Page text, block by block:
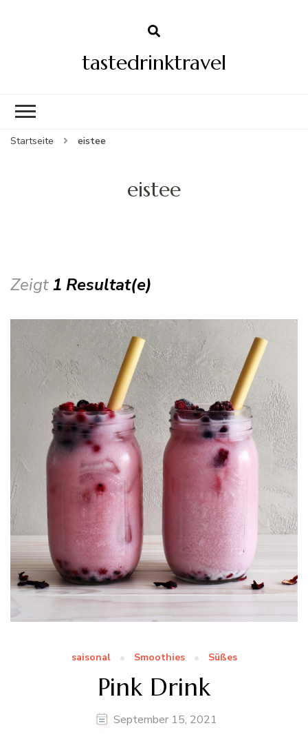
tastedrinktravel
Startseite eistee
eistee
Zeigt1 Resultat(e)
saisonal Smoothies Süßes
Pink Drink
September 15, 2021